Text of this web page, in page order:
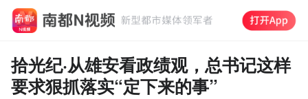
拾光纪·从雄安看政绩观，总书记这样
要求狠抓落实“定下来的事”